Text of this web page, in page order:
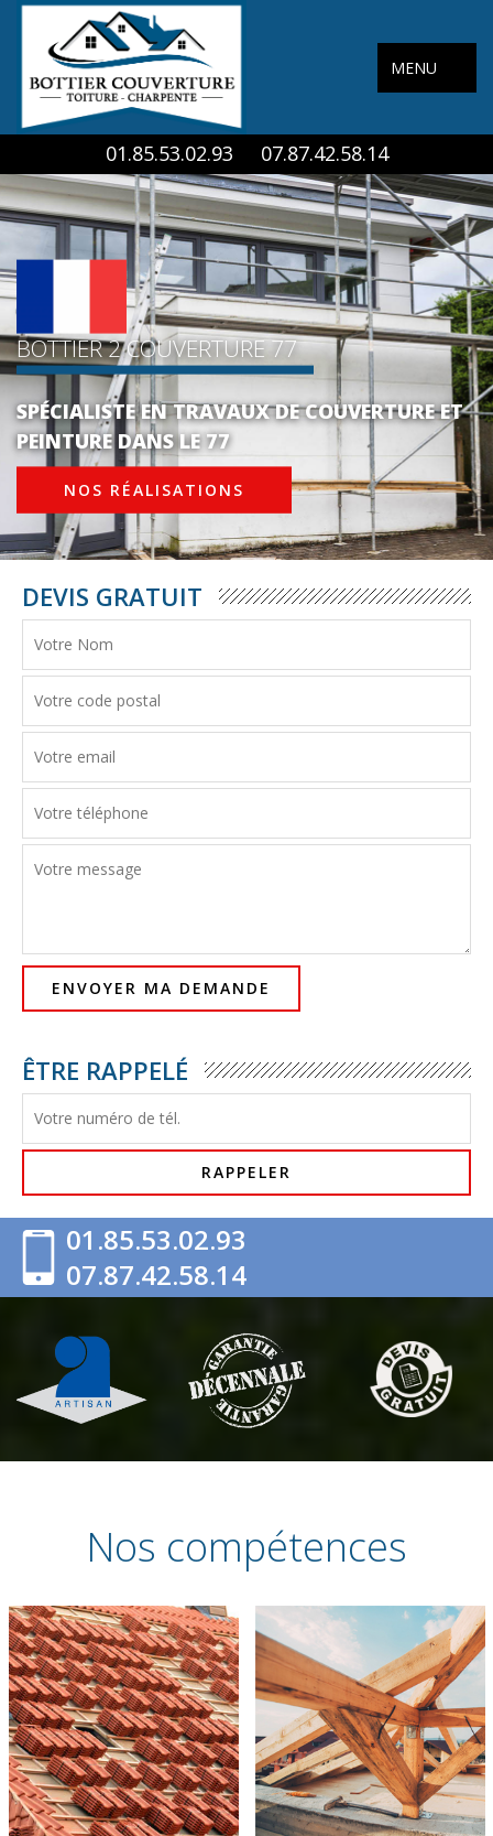
MENU
01.85.53.02.93 07.87.42.58.14
BOTTIER 2 COUVERTURE 77
SPÉCIALISTE EN TRAVAUX DE COUVERTURE ET
PEINTURE DANS LE 77
NOS RÉALISATIONS
DEVIS GRATUIT
ÊTRE RAPPELÉ
01.85.53.02.93
07.87.42.58.14
Nos compétences